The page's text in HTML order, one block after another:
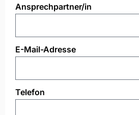
Ansprechpartner/in
E-Mail-Adresse
Telefon